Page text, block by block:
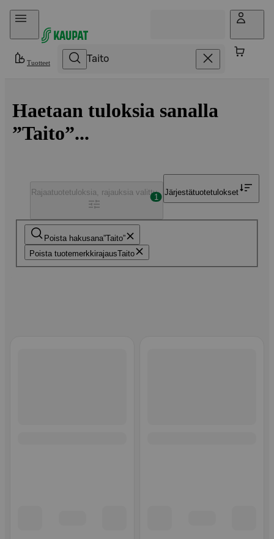
Hyppää sisältöön
Tuotteet
Haetaan tuloksia sanalla
”Taito”...
Poista hakusana Taito
Poista tuotemerkkirajausTaito
Rajaatuotetuloksia, rajauksia valittu
1
Järjestätuotetulokset